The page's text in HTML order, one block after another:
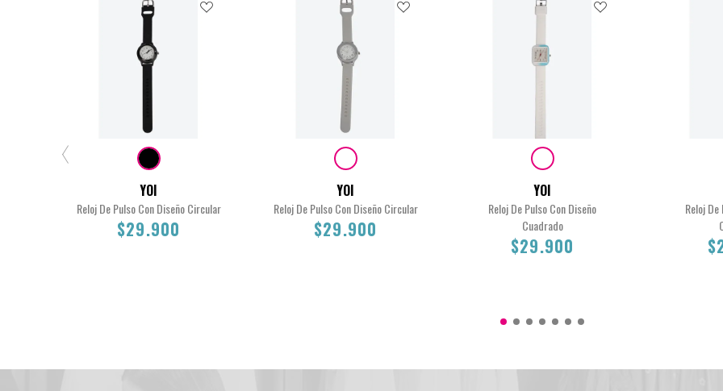
YOI
Reloj De Pulso Con Diseño Circular
$29.900
YOI
Reloj De Pulso Con Diseño Circular
$29.900
YOI
Reloj De Pulso Con Diseño
Cuadrado
$29.900
Reloj